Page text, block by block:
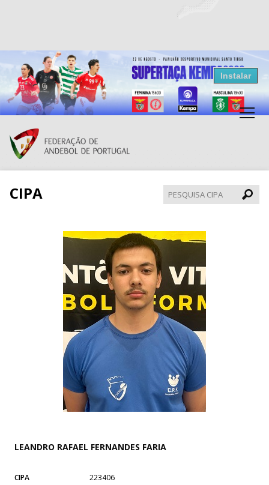
Resultados Andebol
Federação de Andebol de Portugal
Grátis - Disponivel na Play Store
Instalar
CIPA
CIPA
LEANDRO RAFAEL FERNANDES FARIA
CIPA
223406